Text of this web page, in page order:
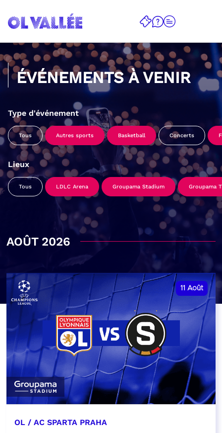
ÉVÉNEMENTS À VENIR
Type d'événement
Tous Autres sports Basketball Concerts
Lieux
Tous LDLC Arena Groupama Stadium Groupama
AOÛT 2026
11 Août
OL / AC SPARTA PRAHA